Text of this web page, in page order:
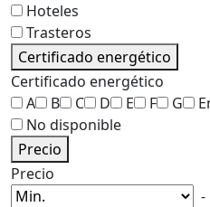
Hoteles
Trasteros
Certificado energético
Certificado energético
A
B C D E F G
No disponible
Precio
Precio
-